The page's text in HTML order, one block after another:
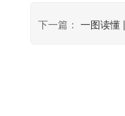
下一篇：一图读懂